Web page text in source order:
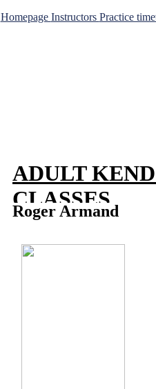
Homepage Instructors Practice
ADULT
CLASSES
Roger Armand